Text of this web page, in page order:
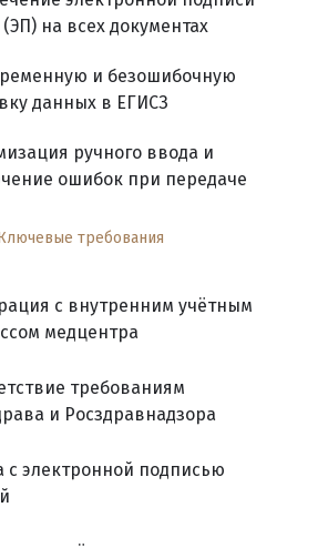
и безошибочную
данных в ЕГИСЗ
ручного ввода и
ошибок при передаче
на всех документах
с электронной подписью
с внутренним учётным
медцентра
требования
требованиям
и Росздравнадзора